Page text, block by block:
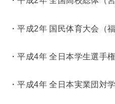
・平成2年 国民体育大会（
・平成4年 全日本学生選手
・平成4年 全日本実業団対